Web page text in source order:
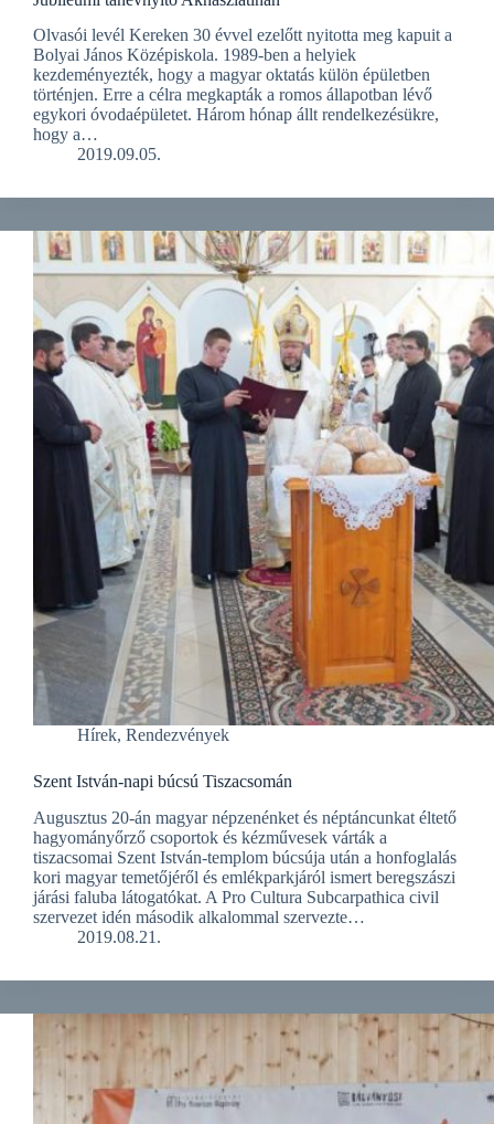
Olvasói levél Kereken 30 évvel ezelőtt nyitotta meg kapuit a
Bolyai János Középiskola. 1989-ben a helyiek
kezdeményezték, hogy a magyar oktatás külön épületben
történjen. Erre a célra megkapták a romos állapotban lévő
egykori óvodaépületet. Három hónap állt rendelkezésükre,
hogy a…
2019.09.05.
Hírek, Rendezvények
Szent István-napi búcsú Tiszacsomán
Augusztus 20-án magyar népzenénket és néptáncunkat éltető
hagyományőrző csoportok és kézművesek várták a
tiszacsomai Szent István-templom búcsúja után a honfoglalás
kori magyar temetőjéről és emlékparkjáról ismert beregszászi
járási faluba látogatókat. A Pro Cultura Subcarpathica civil
szervezet idén második alkalommal szervezte…
2019.08.21.